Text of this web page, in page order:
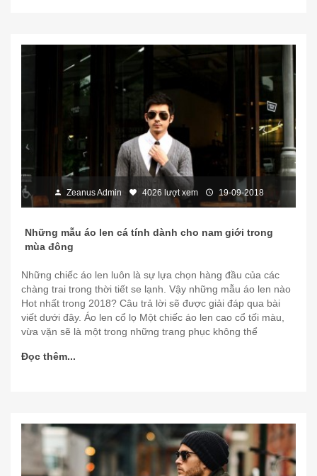
Zeanus Admin 4026 lượt xem 19-09-2018
Những mẫu áo len cá tính dành cho nam giới trong
mùa đông
Những chiếc áo len luôn là sự lựa chọn hàng đầu của các
chàng trai trong thời tiết se lạnh. Vậy những mẫu áo len nào
Hot nhất trong 2018? Câu trả lời sẽ được giải đáp qua bài
viết dưới đây. Áo len cổ lọ Một chiếc áo len cao cổ tối màu,
vừa vặn sẽ là một trong những trang phục không thể
Đọc thêm...